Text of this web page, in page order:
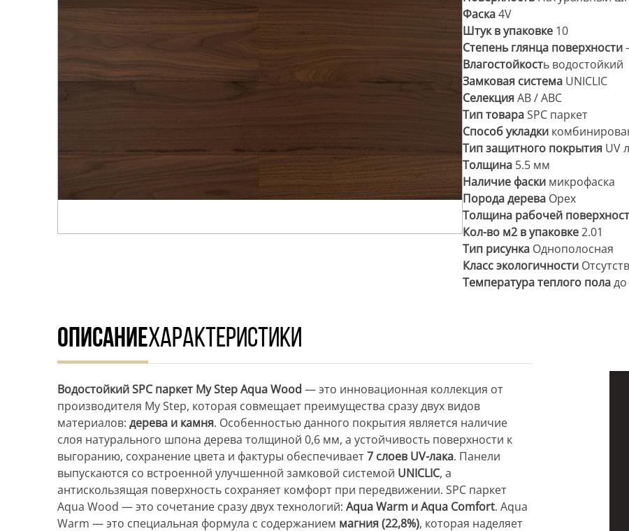
Фаска4V
Штук в упаковке 10
Степень глянца поверхности
Влагостойкость водостойкий
Замковая система UNICLIC
СелекцияАВ / ABC
Тип товараSPC паркет
Способ укладки
Тип защитного покрытия UV
Толщина 5.5 мм
Наличие фаски микрофаска
Порода дерева Орех
Толщина рабочей
Кол-во м2 в упаковке2.01
Тип рисунка Однополосная
Класс экологичности
Температура теплого поладо
ОПИСАНИЕХАРАКТЕРИСТИКИ
Водостойкий SPC паркет My Step Aqua Wood — это инновационная коллекция от
производителя My Step, которая совмещает преимущества сразу двух видов
материалов: дерева и камня. Особенностью данного покрытия является наличие
слоя натурального шпона дерева толщиной 0,6 мм, а устойчивость поверхности к
выгоранию, сохранение цвета и фактуры обеспечивает7 слоев UV-лака. Панели
выпускаются со встроенной улучшенной замковой системой UNICLIC, а
антискользящая поверхность сохраняет комфорт при передвижении. SPC паркет
Aqua Wood — это сочетание сразу двух технологий: Aqua Warm и Aqua Comfort. Aqua
Warm — это специальная формула с содержанием магния (22,8%), которая наделяет